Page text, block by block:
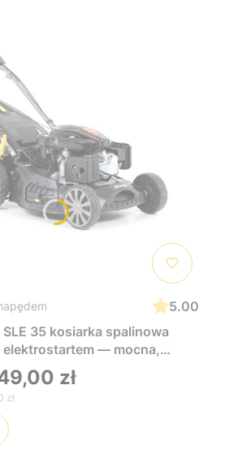
5.00
35 kosiarka spalinowa
elektrostartem — mocna,
uruchomieniu, idealna do
zł
zł